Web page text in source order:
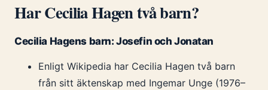
Har Cecilia Hagen två barn?
Cecilia Hagens barn: Josefin och Jonatan
Enligt Wikipedia har Cecilia Hagen två barn
från sitt äktenskap med Ingemar Unge (1976–